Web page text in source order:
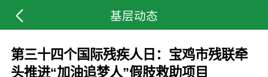
基层动态
第三十四个国际残疾人日：宝鸡市残联牵
头推进“加油追梦人”假肢救助项目